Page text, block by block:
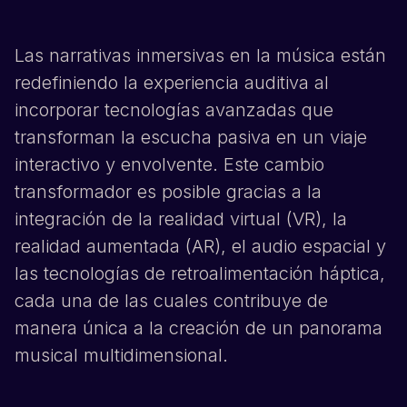
Las narrativas inmersivas en la música están
redefiniendo la experiencia auditiva al
incorporar tecnologías avanzadas que
transforman la escucha pasiva en un viaje
interactivo y envolvente. Este cambio
transformador es posible gracias a la
integración de la realidad virtual (VR), la
realidad aumentada (AR), el audio espacial y
las tecnologías de retroalimentación háptica,
cada una de las cuales contribuye de
manera única a la creación de un panorama
musical multidimensional.